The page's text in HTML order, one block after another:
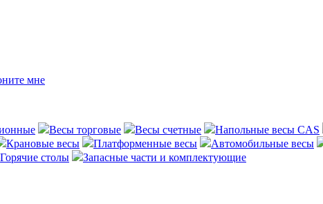
мне
Весы торговые Весы счетные Напольные весы CAS
Крановые весы Платформенные весы Автомобильные весы
Горячие столы Запасные части и комплектующие